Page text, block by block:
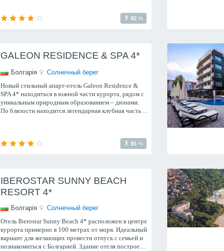
82 %
GALEON RESIDENCE & SPA 4*
Болгарія
Солнечный берег
Новый стильный апарт-отель Galeon Residence &
SPA 4* находиться в южной части курорта, рядом с
уникальным природным образованием – дюнами.
По близости находится легендарная клубная часть
81 %
IBEROSTAR SUNNY BEACH
RESORT 4*
Болгарія
Солнечный берег
Отель Iberostar Sunny Beach 4* расположен в центре
курорта примерно в 100 метрах от моря. Идеальный
вариант для желающих провести отпуск с семьей и
познакомиться с Болгарией. Здание отеля построено